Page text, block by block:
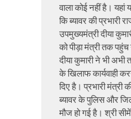
वाला कोई नहीं है।
कि ब्यावर की प्रभारी
उपमुख्यमंत्री दीया
को पीड़ा मंत्री तक
दीया कुमारी ने भी
के खिलाफ कार्यवाही
दिए है। प्रभारी मंत्री
ब्यावर के पुलिस और
मौज हो गई है। श्री